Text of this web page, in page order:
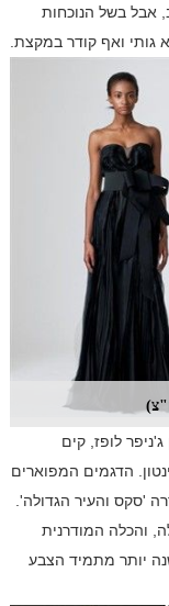
אבל בשל הנוכחות
ואף קודר במקצת.
לופז, קים
הדגמים המפוארים
'סקס והעיר הגדולה'.
והכלה המודרנית
יותר מתמיד הצבע